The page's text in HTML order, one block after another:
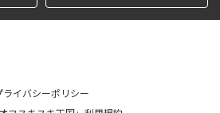
ライバシーポリシー